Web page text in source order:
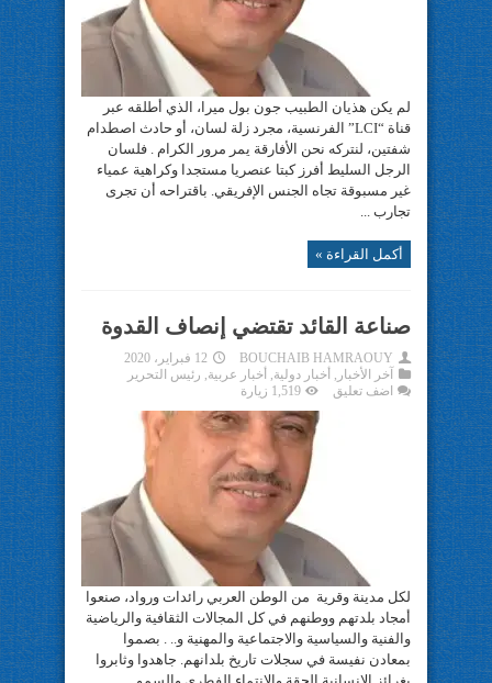
لم يكن هذيان الطبيب جون بول ميرا، الذي أطلقه عبر
قناة “LCI” الفرنسية، مجرد زلة لسان، أو حادث اصطدام
شفتين، لنتركه نحن الأفارقة يمر مرور الكرام . فلسان
الرجل السليط أفرز كبتا عنصريا مستجدا وكراهية عمياء
غير مسبوقة تجاه الجنس الإفريقي. باقتراحه أن تجرى
تجارب ...
أكمل القراءة »
صناعة القائد تقتضي إنصاف القدوة
BOUCHAIB HAMRAOUY
12 فبراير، 2020
آخر الأخبار , أخبار دولية, أخبار عربية, رئيس التحرير
اضف تعليق
1,519 زيارة
لكل مدينة وقرية من الوطن العربي رائدات ورواد، صنعوا
أمجاد بلدتهم ووطنهم في كل المجالات الثقافية والرياضية
والفنية والسياسية والاجتماعية والمهنية و.. . بصموا
بمعادن نفيسة في سجلات تاريخ بلدانهم. جاهدوا وثابروا